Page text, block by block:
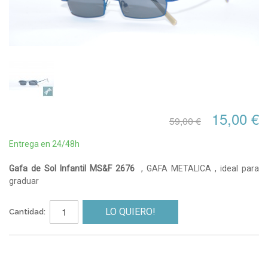
59,00 € 15,00 €
Entrega en 24/48h
Gafa de Sol Infantil MS&F 2676, GAFA METALICA , ideal para
graduar
Cantidad: LO QUIERO!